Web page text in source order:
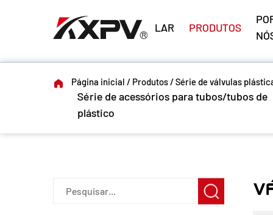
LAR PRODUTOS
Página inicial / Produtos/Série de válvulas
Série de acessórios para tubos/tubos de
plástico